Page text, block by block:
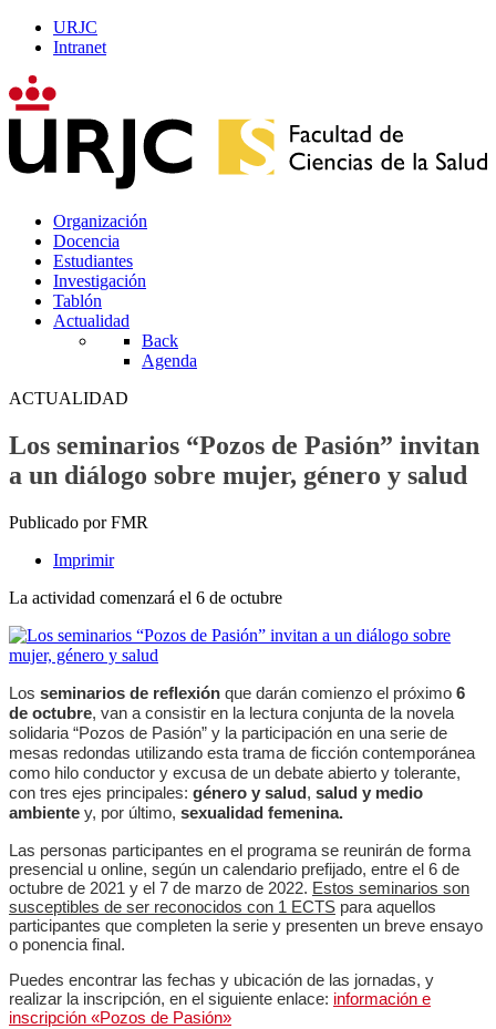
URJC
Intranet
Organización
Docencia
Estudiantes
Investigación
Tablón
Actualidad
Back
Agenda
ACTUALIDAD
Los seminarios “Pozos de Pasión” invitan
a un diálogo sobre mujer, género y salud
Publicado por FMR
Imprimir
La actividad comenzará el 6 de octubre
Los seminarios de reflexión que darán comienzo el próximo 6
de octubre, van a consistir en la lectura conjunta de la novela
solidaria “Pozos de Pasión” y la participación en una serie de
mesas redondas utilizando esta trama de ficción contemporánea
como hilo conductor y excusa de un debate abierto y tolerante,
con tres ejes principales: género y salud, salud y medio
ambiente y, por último, sexualidad femenina.
Las personas participantes en el programa se reunirán de forma
presencial u online, según un calendario prefijado, entre el 6 de
octubre de 2021 y el 7 de marzo de 2022. Estos seminarios son
susceptibles de ser reconocidos con 1 ECTS para aquellos
participantes que completen la serie y presenten un breve ensayo
o ponencia final.
Puedes encontrar las fechas y ubicación de las jornadas, y
realizar la inscripción, en el siguiente enlace: información e
inscripción «Pozos de Pasión»